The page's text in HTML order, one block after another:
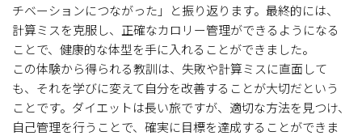
チベーションにつながった」と振り返ります。最終的には、
計算ミスを克服し、正確なカロリー管理ができるようになる
ことで、健康的な体型を手に入れることができました。
この体験から得られる教訓は、失敗や計算ミスに直面して
も、それを学びに変えて自分を改善することが大切だという
ことです。ダイエットは長い旅ですが、適切な方法を見つけ、
自己管理を行うことで、確実に目標を達成することができま